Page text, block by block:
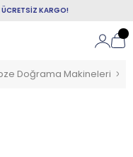
ÜCRETSİZ KARGO!
Doğrama Makineleri